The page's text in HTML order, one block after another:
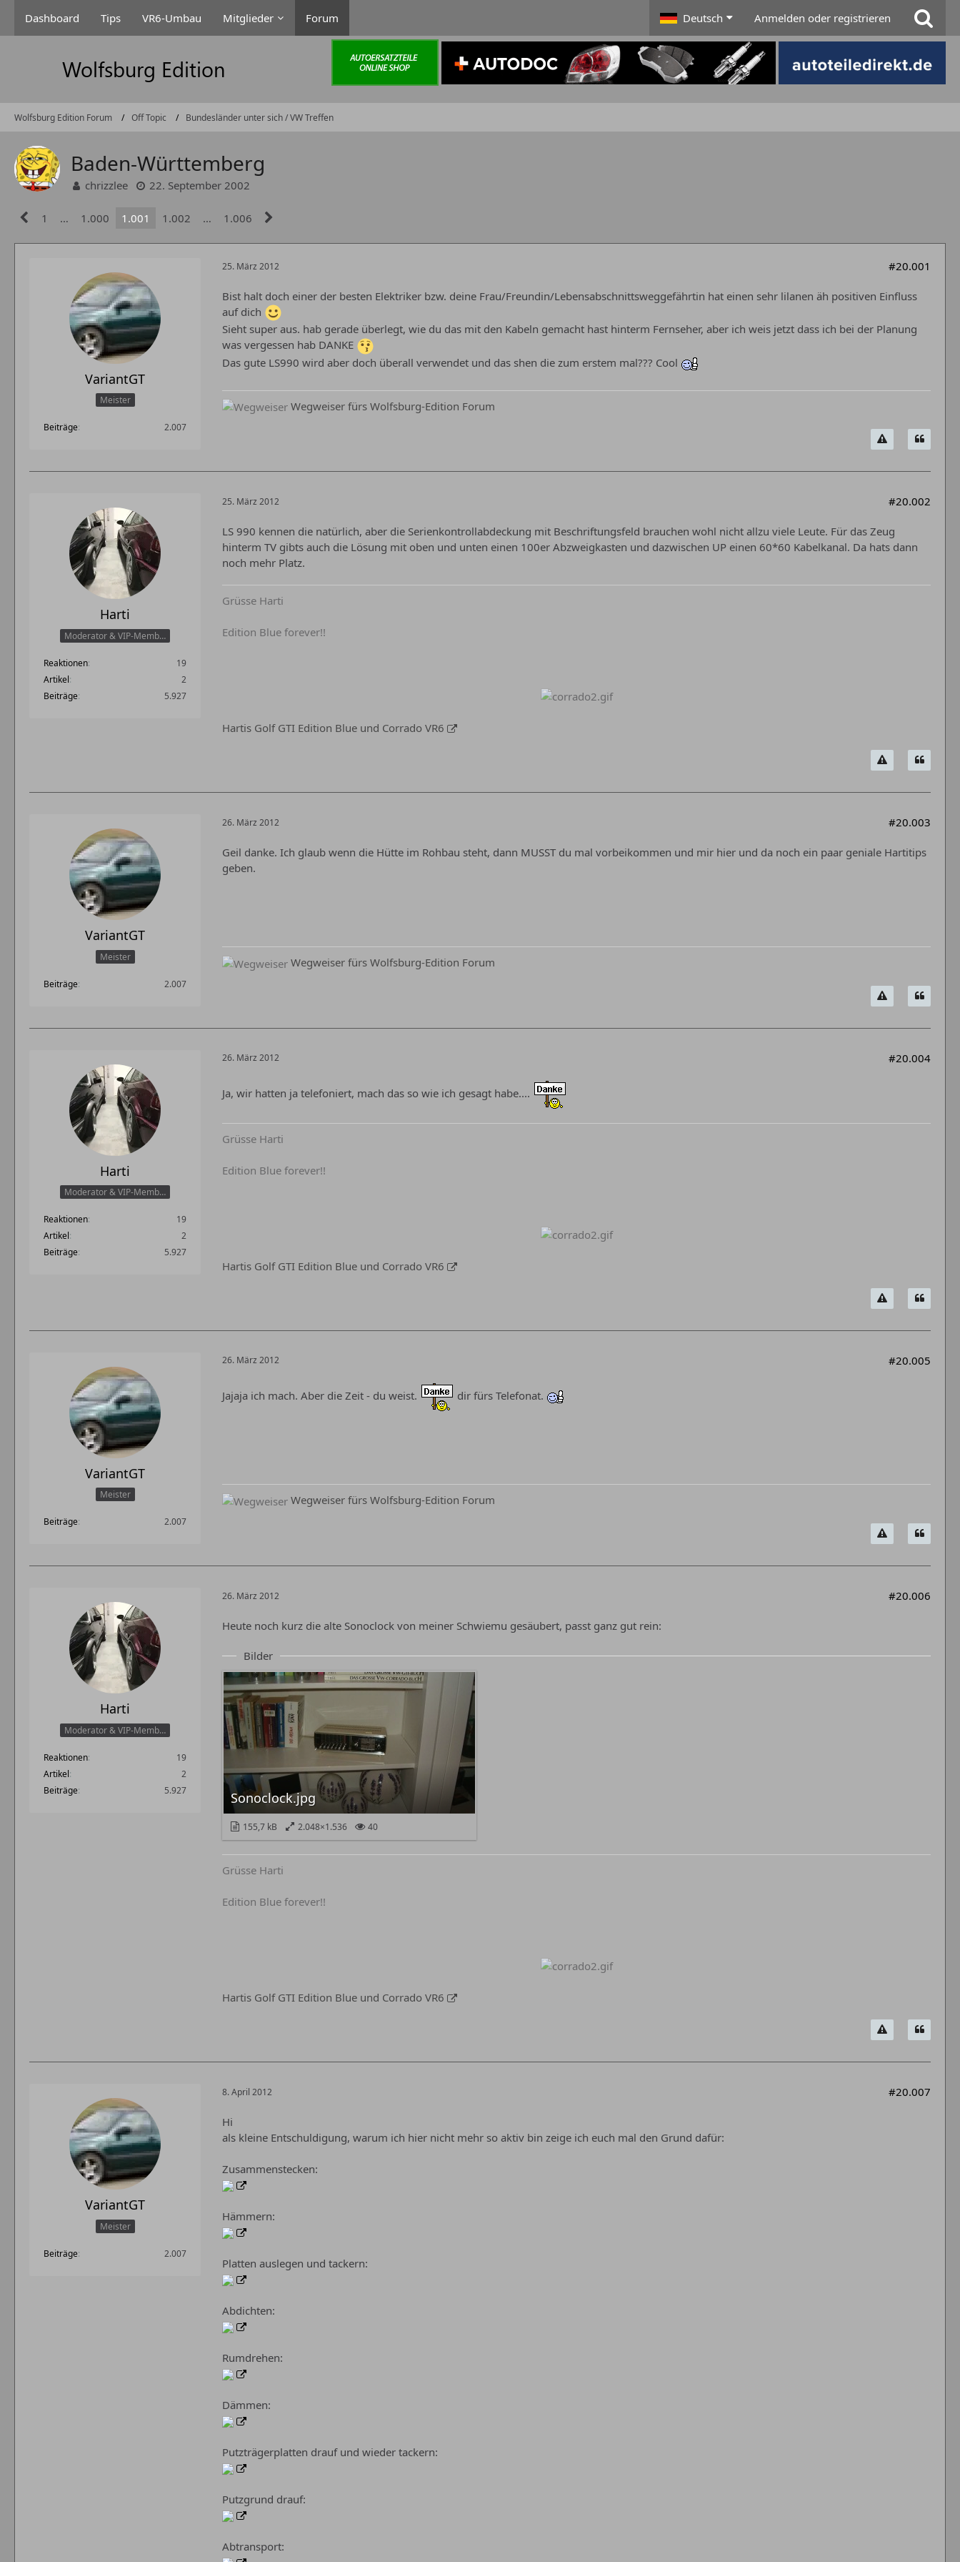
Dashboard Tips VR6-Umbau Mitglieder Forum Deutsch Anmelden oder registrieren
Wolfsburg Edition Forum Off Topic Bundesländer unter sich / VW Treffen
Baden-Württemberg
chrizzlee 22. September 2002
1 … 1.000 1.001 1.002 … 1.006
VariantGT
Meister
Beiträge 2.007
25. März 2012 #20.001
Bist halt doch einer der besten Elektriker bzw. deine Frau/Freundin/Lebensabschnittsweggefährtin hat einen sehr lilanen äh positiven Einfluss
auf dich
Sieht super aus. hab gerade überlegt, wie du das mit den Kabeln gemacht hast hinterm Fernseher, aber ich weis jetzt dass ich bei der Planung
was vergessen hab DANKE
Das gute LS990 wird aber doch überall verwendet und das shen die zum erstem mal??? Cool
Wegweiser fürs Wolfsburg-Edition Forum
Harti
Moderator & VIP-Member
Reaktionen
19
Artikel
2
Beiträge
5.927
25. März 2012 #20.002
LS 990 kennen die natürlich, aber die Serienkontrollabdeckung mit Beschriftungsfeld brauchen wohl nicht allzu viele Leute. Für das Zeug
hinterm TV gibts auch die Lösung mit oben und unten einen 100er Abzweigkasten und dazwischen UP einen 60*60 Kabelkanal. Da hats dann
noch mehr Platz.
Grüsse Harti
Edition Blue forever!!
Hartis Golf GTI Edition Blue und Corrado VR6
VariantGT
Meister
Beiträge 2.007
26. März 2012 #20.003
Geil danke. Ich glaub wenn die Hütte im Rohbau steht, dann MUSST du mal vorbeikommen und mir hier und da noch ein paar geniale Hartitips
geben.
Wegweiser fürs Wolfsburg-Edition Forum
Harti
Moderator & VIP-Member
Reaktionen
19
Artikel
2
Beiträge
5.927
26. März 2012 #20.004
Ja, wir hatten ja telefoniert, mach das so wie ich gesagt habe....
Grüsse Harti
Edition Blue forever!!
Hartis Golf GTI Edition Blue und Corrado VR6
VariantGT
Meister
Beiträge 2.007
26. März 2012 #20.005
Jajaja ich mach. Aber die Zeit - du weist. dir fürs Telefonat.
Wegweiser fürs Wolfsburg-Edition Forum
Harti
Moderator & VIP-Member
Reaktionen
19
Artikel
2
Beiträge
5.927
26. März 2012 #20.006
Heute noch kurz die alte Sonoclock von meiner Schwiemu gesäubert, passt ganz gut rein:
Bilder
Sonoclock.jpg
155,7 kB 2.048×1.536 40
Grüsse Harti
Edition Blue forever!!
Hartis Golf GTI Edition Blue und Corrado VR6
VariantGT
Meister
Beiträge 2.007
8. April 2012 #20.007
Hi
als kleine Entschuldigung, warum ich hier nicht mehr so aktiv bin zeige ich euch mal den Grund dafür:
Zusammenstecken:
Hämmern:
Platten auslegen und tackern:
Abdichten:
Rumdrehen:
Dämmen:
Putzträgerplatten drauf und wieder tackern:
Putzgrund drauf:
Abtransport: